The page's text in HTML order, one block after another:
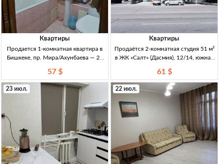
Квартиры
Продается 1-комнатная квартира в
Бишкеке, пр. Мира/Ахунбаева — 29
кирпич (хрущевка), 3/3 эт., с
ремонтом, Бишкек, пр. Мира/
Ахунбаева
57 $
Квартиры
Продаётся 2-комнатная студия 51 м²
в ЖК «Салт» (Дасмия), 12/14, южная
студия, Дасмия (Горького/
Алматинка), ЖК «Салт» (Левел
Строй), 51 м², 12/14, окна юг (горы),
61 $
23 июл. 22 июл.